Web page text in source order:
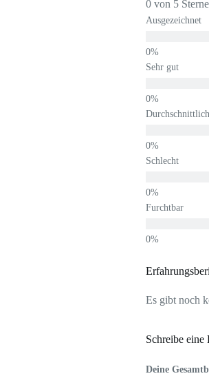
0 von 5
Ausgezeichnet
Sehr gut
Durchschnittlich
Schlecht
Furchtbar
Es gibt noch
Schreibe eine
Deine